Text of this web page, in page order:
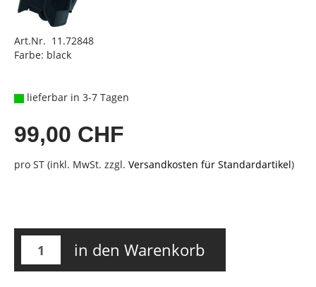
Art.Nr. 11.72848
Farbe: black
lieferbar in 3-7 Tagen
99,00 CHF
pro ST (inkl. MwSt. zzgl. Versandkosten für Standardartikel)
in den Warenkorb